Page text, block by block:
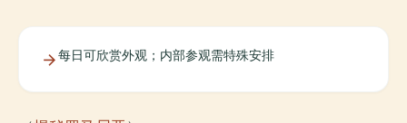
每日可欣赏外观；内部参观需特殊安排